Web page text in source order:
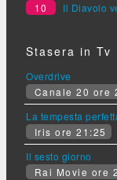
10
Il Diavolo
Stasera in Tv
Overdrive
Canale 20 ore
La tempesta
Iris ore 21:25
Il sesto giorno
Rai Movie ore